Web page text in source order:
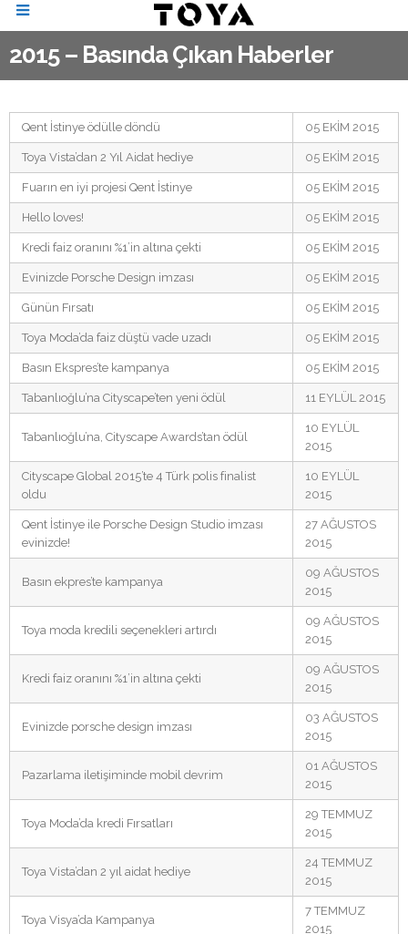
2015 – Basında Çıkan Haberler
Qent İstinye ödülle döndü 05 EKİM 2015
Toya Vista’dan 2 Yıl Aidat hediye 05 EKİM 2015
Fuarın en iyi projesi Qent İstinye 05 EKİM 2015
Hello loves! 05 EKİM 2015
Kredi faiz oranını %1’in altına çekti 05 EKİM 2015
Evinizde Porsche Design imzası 05 EKİM 2015
Günün Fırsatı 05 EKİM 2015
Toya Moda’da faiz düştü vade uzadı 05 EKİM 2015
Basın Ekspres’te kampanya 05 EKİM 2015
Tabanlıoğlu’na Cityscape’ten yeni ödül 11 EYLÜL 2015
Tabanlıoğlu’na, Cityscape Awards’tan ödül
10 EYLÜL
2015
Cityscape Global 2015’te 4 Türk polis finalist
oldu
10 EYLÜL
2015
Qent İstinye ile Porsche Design Studio imzası
evinizde!
27 AĞUSTOS
2015
Basın ekpres’te kampanya
09 AĞUSTOS
2015
Toya moda kredili seçenekleri artırdı
09 AĞUSTOS
2015
Kredi faiz oranını %1’in altına çekti
09 AĞUSTOS
2015
Evinizde porsche design imzası
03 AĞUSTOS
2015
Pazarlama iletişiminde mobil devrim
01 AĞUSTOS
2015
Toya Moda’da kredi Fırsatları
29 TEMMUZ
2015
Toya Vista’dan 2 yıl aidat hediye
24 TEMMUZ
2015
Toya Visya’da Kampanya
7 TEMMUZ
2015